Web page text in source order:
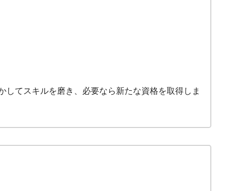
てスキルを磨き、必要なら新たな資格を取得しま